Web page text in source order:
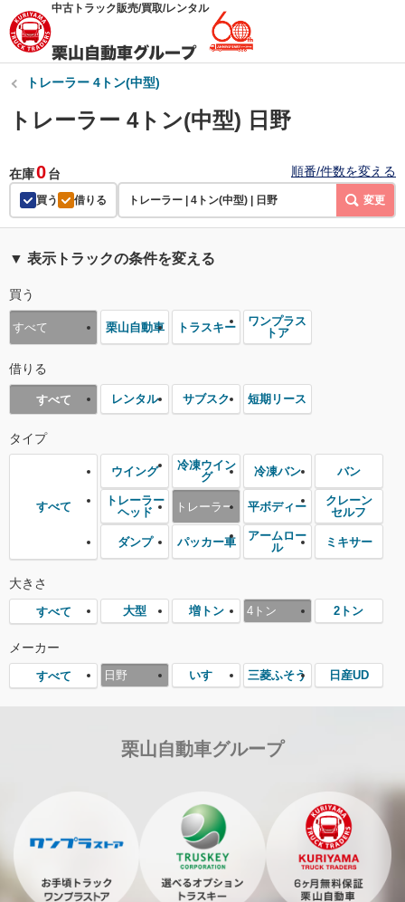
中古トラック販売/買取/レンタル
トレーラー 4トン(中型)
トレーラー 4トン(中型) 日野
在庫0台 順番/件数を変える
買う 借りる トレーラー | 4トン(中型) | 日野 変更
▼ 表示トラックの条件を変える
買う
すべて 栗山自動車 トラスキー
ワンプラス
トア
借りる
すべて レンタル サブスク 短期リース
タイプ
すべて
ウイング
冷凍ウイン
グ
冷凍バン バン
トレーラー
ヘッド
トレーラー 平ボディー
クレーン
セルフ
ダンプ パッカー車
アームロー
ル
ミキサー
大きさ
すべて 大型 増トン 4トン 2トン
メーカー
すべて 日野 いすゞ 三菱ふそう 日産UD
栗山自動車グループ